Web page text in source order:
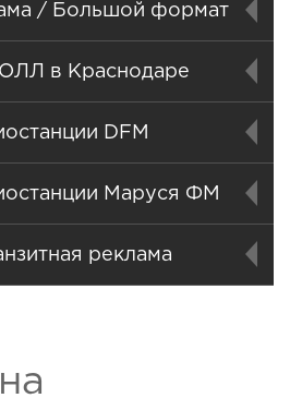
/ Большой формат
в Краснодаре
DFM
Маруся ФМ
реклама